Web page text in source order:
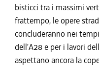
bisticci tra i massimi
frattempo, le opere
concluderanno nei
dell'A28 e per i lavori
aspettano ancora la